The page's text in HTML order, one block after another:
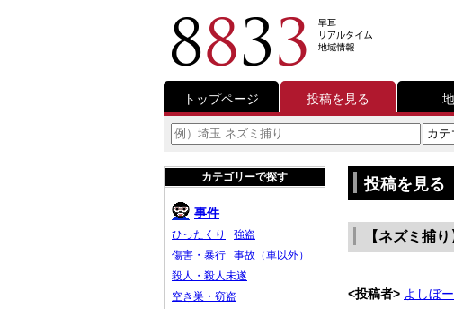
トップページ 投稿を見る
投稿を見る
【ネズミ捕
<投稿者> よしぼー
カテゴリーで探す
事件
ひったくり
強盗
傷害・暴行
事故（車以外）
殺人・殺人未遂
空き巣・窃盗